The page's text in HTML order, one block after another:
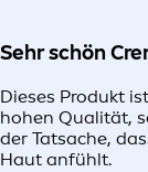
Sehr schön
Dieses Produkt
hohen Qualität,
der Tatsache,
Haut anfühlt.